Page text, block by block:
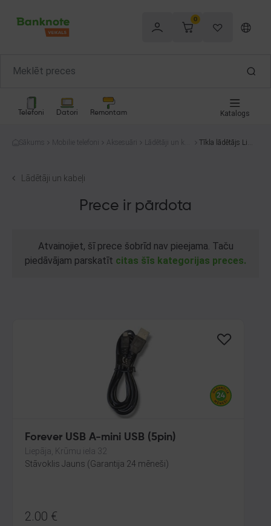
0
Telefoni Datori Remontam Katalogs
Sākums Mobilie telefoni Aksesuāri
Lādētāji un kab
Tīkla lādētājs Lig
Lādētāji un kabeļi
Prece ir pārdota
Atvainojiet, šī prece šobrīd nav pieejama. Taču
piedāvājam parskatīt citas šīs kategorijas preces.
Forever USB A-mini USB (5pin)
Liepāja, Krūmu iela 32
Stāvoklis Jauns (Garantija 24 mēneši)
2.00 €